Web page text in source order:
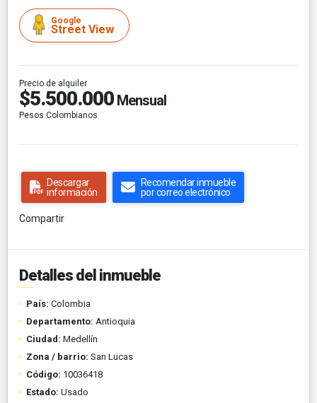
Google
Street View
Precio de alquiler
$5.500.000 Mensual
Pesos Colombianos
Descargar
información
Recomendar inmueble
por correo electrónico
Compartir
Detalles del inmueble
País: Colombia
Departamento: Antioquia
Ciudad: Medellín
Zona / barrio: San Lucas
Código: 10036418
Estado: Usado